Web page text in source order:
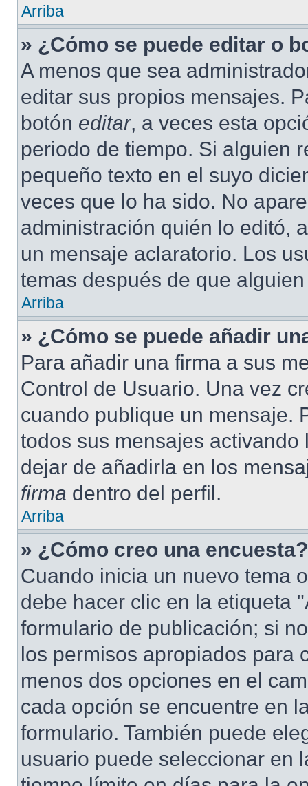
Arriba
» ¿Cómo se puede editar o
A menos que sea
editar sus propios mensajes.
botón editar, a veces esta
periodo de tiempo. Si alguien
pequeño texto en el suyo
veces que lo ha sido. No
administración quién lo editó,
un mensaje aclaratorio. Los
temas después de que
Arriba
» ¿Cómo se puede añadir
Para añadir una firma a sus
Control de Usuario. Una vez
cuando publique un mensaje.
todos sus mensajes
dejar de añadirla en los
firma dentro del perfil.
Arriba
» ¿Cómo creo una encuesta?
Cuando inicia un nuevo tema
debe hacer clic en la etiqueta
formulario de publicación; si
los permisos apropiados para
menos dos opciones en el
cada opción se encuentre en
formulario. También puede
usuario puede seleccionar en